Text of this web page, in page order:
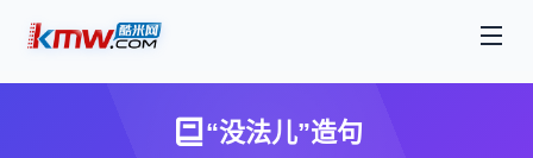
“没法儿”造句